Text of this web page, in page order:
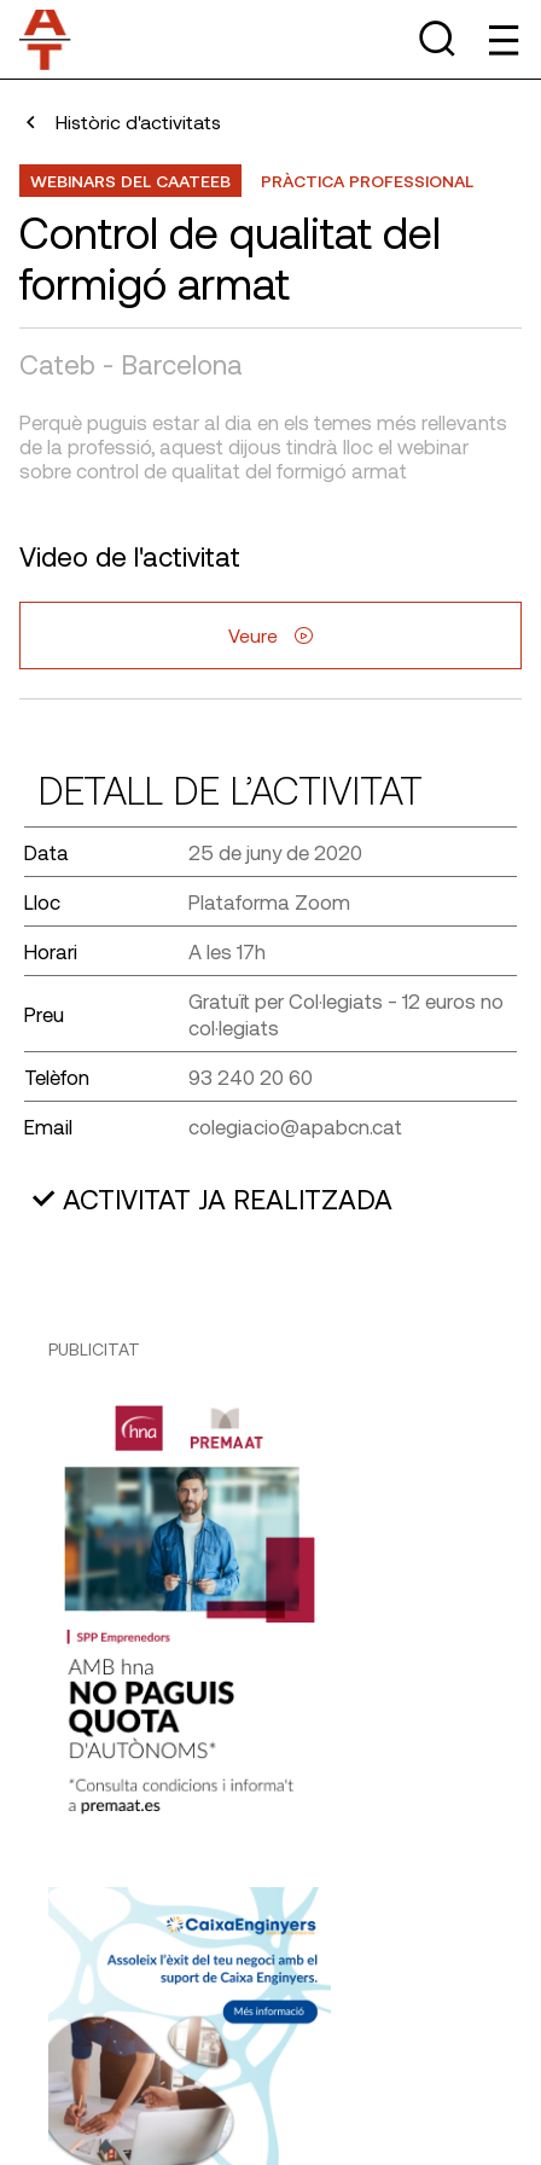
Històric d'activitats
WEBINARS DEL CAATEEB PRÀCTICA PROFESSIONAL
Control de qualitat del
formigó armat
Cateb - Barcelona
Perquè puguis estar al dia en els temes més rellevants
de la professió, aquest dijous tindrà lloc el webinar
sobre control de qualitat del formigó armat
Video de l'activitat
Veure
DETALL DE L’ACTIVITAT
Data 25 de juny de 2020
Lloc Plataforma Zoom
Horari A les 17h
Preu
Gratuït per Col·legiats - 12 euros no
col·legiats
Telèfon 93 240 20 60
Email colegiacio@apabcn.cat
ACTIVITAT JA REALITZADA
PUBLICITAT